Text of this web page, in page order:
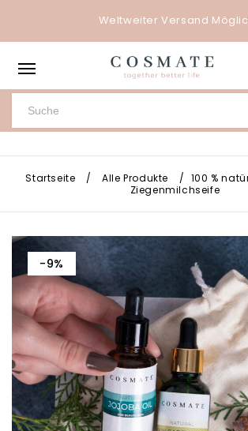
Weltweiter Versand
Startseite / Alle Produkte / 100 %
Ziegenmilchseife
-9%